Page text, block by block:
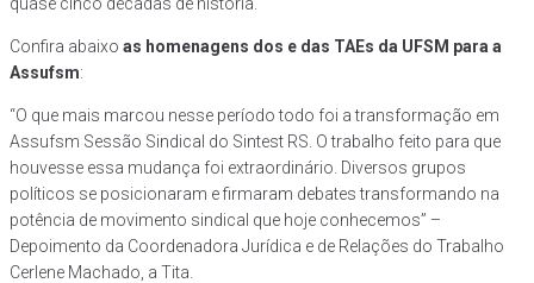
Confira abaixo as homenagens dos e das TAEs da UFSM para a
Assufsm:
“O que mais marcou nesse período todo foi a transformação em
Assufsm Sessão Sindical do Sintest RS. O trabalho feito para que
houvesse essa mudança foi extraordinário. Diversos grupos
políticos se posicionaram e firmaram debates transformando na
potência de movimento sindical que hoje conhecemos” –
Depoimento da Coordenadora Jurídica e de Relações do Trabalho
Cerlene Machado, a Tita.